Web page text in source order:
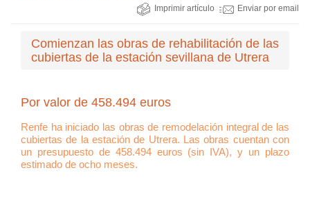
Imprimir artículo Enviar por email
Comienzan las obras de rehabilitación de las
cubiertas de la estación sevillana de Utrera
Por valor de 458.494 euros
Renfe ha iniciado las obras de remodelación integral de las
cubiertas de la estación de Utrera. Las obras cuentan con
un presupuesto de 458.494 euros (sin IVA), y un plazo
estimado de ocho meses.